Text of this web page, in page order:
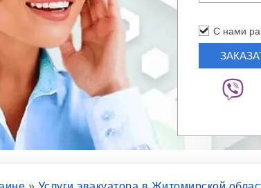
С нами